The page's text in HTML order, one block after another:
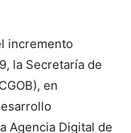
incremento
la Secretaría de
en
Agencia Digital de